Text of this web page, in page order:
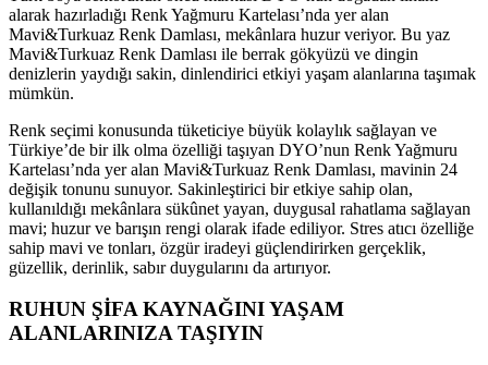
alarak hazırladığı Renk Yağmuru Kartelası’nda yer alan
Mavi&Turkuaz Renk Damlası, mekânlara huzur veriyor. Bu yaz
Mavi&Turkuaz Renk Damlası ile berrak gökyüzü ve dingin
denizlerin yaydığı sakin, dinlendirici etkiyi yaşam alanlarına taşımak
mümkün.
Renk seçimi konusunda tüketiciye büyük kolaylık sağlayan ve
Türkiye’de bir ilk olma özelliği taşıyan DYO’nun Renk Yağmuru
Kartelası’nda yer alan Mavi&Turkuaz Renk Damlası, mavinin 24
değişik tonunu sunuyor. Sakinleştirici bir etkiye sahip olan,
kullanıldığı mekânlara sükûnet yayan, duygusal rahatlama sağlayan
mavi; huzur ve barışın rengi olarak ifade ediliyor. Stres atıcı özelliğe
sahip mavi ve tonları, özgür iradeyi güçlendirirken gerçeklik,
güzellik, derinlik, sabır duygularını da artırıyor.
RUHUN ŞİFA KAYNAĞINI YAŞAM
ALANLARINIZA TAŞIYIN